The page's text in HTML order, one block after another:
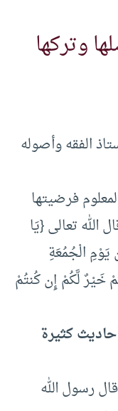
وتركها
الفقه وأصوله
فرضيتها
الله تعالى {يَا
يَوْمِ الْجُمُعَةِ
خَيْرٌ لَّكُمْ إِن كُنتُمْ
كثيرة
رسول الله